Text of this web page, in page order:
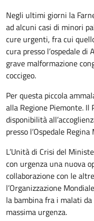
Negli ultimi giorni la
ad alcuni casi di minori
cure urgenti, fra cui
cura presso l’ospedale
grave malformazione
coccigeo.
Per questa piccola
alla Regione Piemonte.
disponibilità
presso l’Ospedale
L’Unità di Crisi del
con urgenza una nuova
collaborazione con le
l’Organizzazione
la bambina fra i malati
massima urgenza.